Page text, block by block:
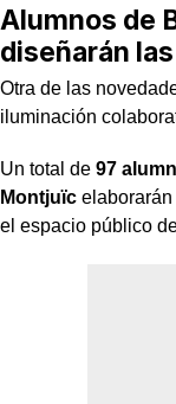
Alumnos de
diseñarán
Otra de las
iluminación
Un total de 97
Montjuïc
el espacio público